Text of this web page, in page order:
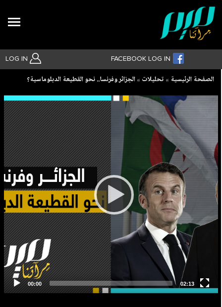
LOG IN FACEBOOK LOG IN
بحث متقدم
Breadcrumb
الصفحة الرئيسية تحليلات الجزائر وفرنسا.. نحو القطيعة الدبلوماسية؟